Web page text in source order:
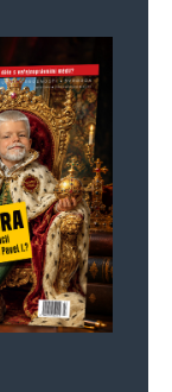
válku taky
Odpovědět
Odpovědět